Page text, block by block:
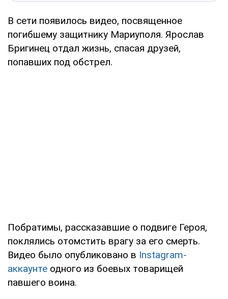
В сети появилось видео, посвященное
погибшему защитнику Мариуполя. Ярослав
Бригинец отдал жизнь, спасая друзей,
попавших под обстрел.
Побратимы, рассказавшие о подвиге Героя,
поклялись отомстить врагу за его смерть.
Видео было опубликовано в Instagram-
аккаунте одного из боевых товарищей
павшего воина.